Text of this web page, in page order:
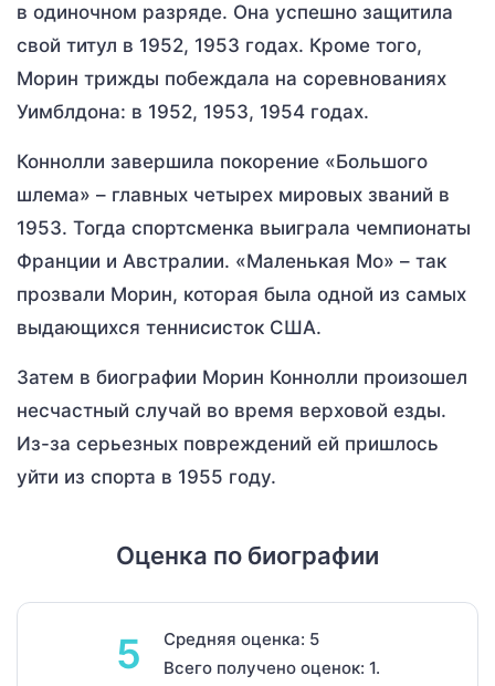
в одиночном разряде. Она успешно защитила
свой титул в 1952, 1953 годах. Кроме того,
Морин трижды побеждала на соревнованиях
Уимблдона: в 1952, 1953, 1954 годах.
Коннолли завершила покорение «Большого
шлема» – главных четырех мировых званий в
1953. Тогда спортсменка выиграла чемпионаты
Франции и Австралии. «Маленькая Мо» – так
прозвали Морин, которая была одной из самых
выдающихся теннисисток США.
Затем в биографии Морин Коннолли произошел
несчастный случай во время верховой езды.
Из-за серьезных повреждений ей пришлось
уйти из спорта в 1955 году.
Оценка по биографии
5
Средняя оценка: 5
Всего получено оценок: 1.